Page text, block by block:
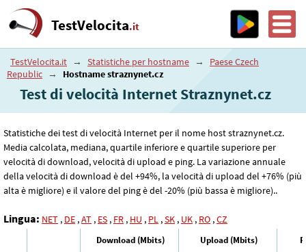
TestVelocita.it
TestVelocita.it → Statistiche per hostname →
Paese Czech
Republic → Hostname straznynet.cz
Test di velocità Internet Straznynet.cz
Statistiche dei test di velocità Internet per il nome host straznynet.cz.
Media calcolata, mediana, quartile inferiore e quartile superiore per
velocità di download, velocità di upload e ping. La variazione annuale
della velocità di download è del +94%, la velocità di upload del +76% (più
alta è migliore) e il valore del ping è del -20% (più bassa è migliore)..
Lingua: NET , DE ,AT , ES , FR , HU , PL ,SK , UK , RO ,CZ
Download (Mbits) Upload (Mbits)